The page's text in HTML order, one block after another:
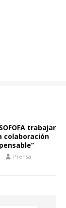
trabajar
colaboración
Prensa